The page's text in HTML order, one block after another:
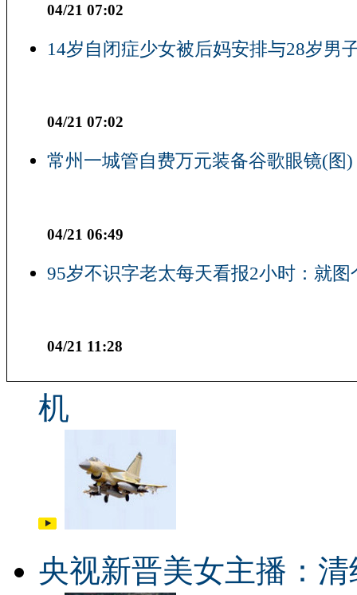
04/21 07:02
14岁自闭症少女被后妈安排与28岁男
04/21 07:02
常州一城管自费万元装备谷歌眼镜(图)
04/21 06:49
95岁不识字老太每天看报2小时：就图
04/21 11:28
机
央视新晋美女主播：清